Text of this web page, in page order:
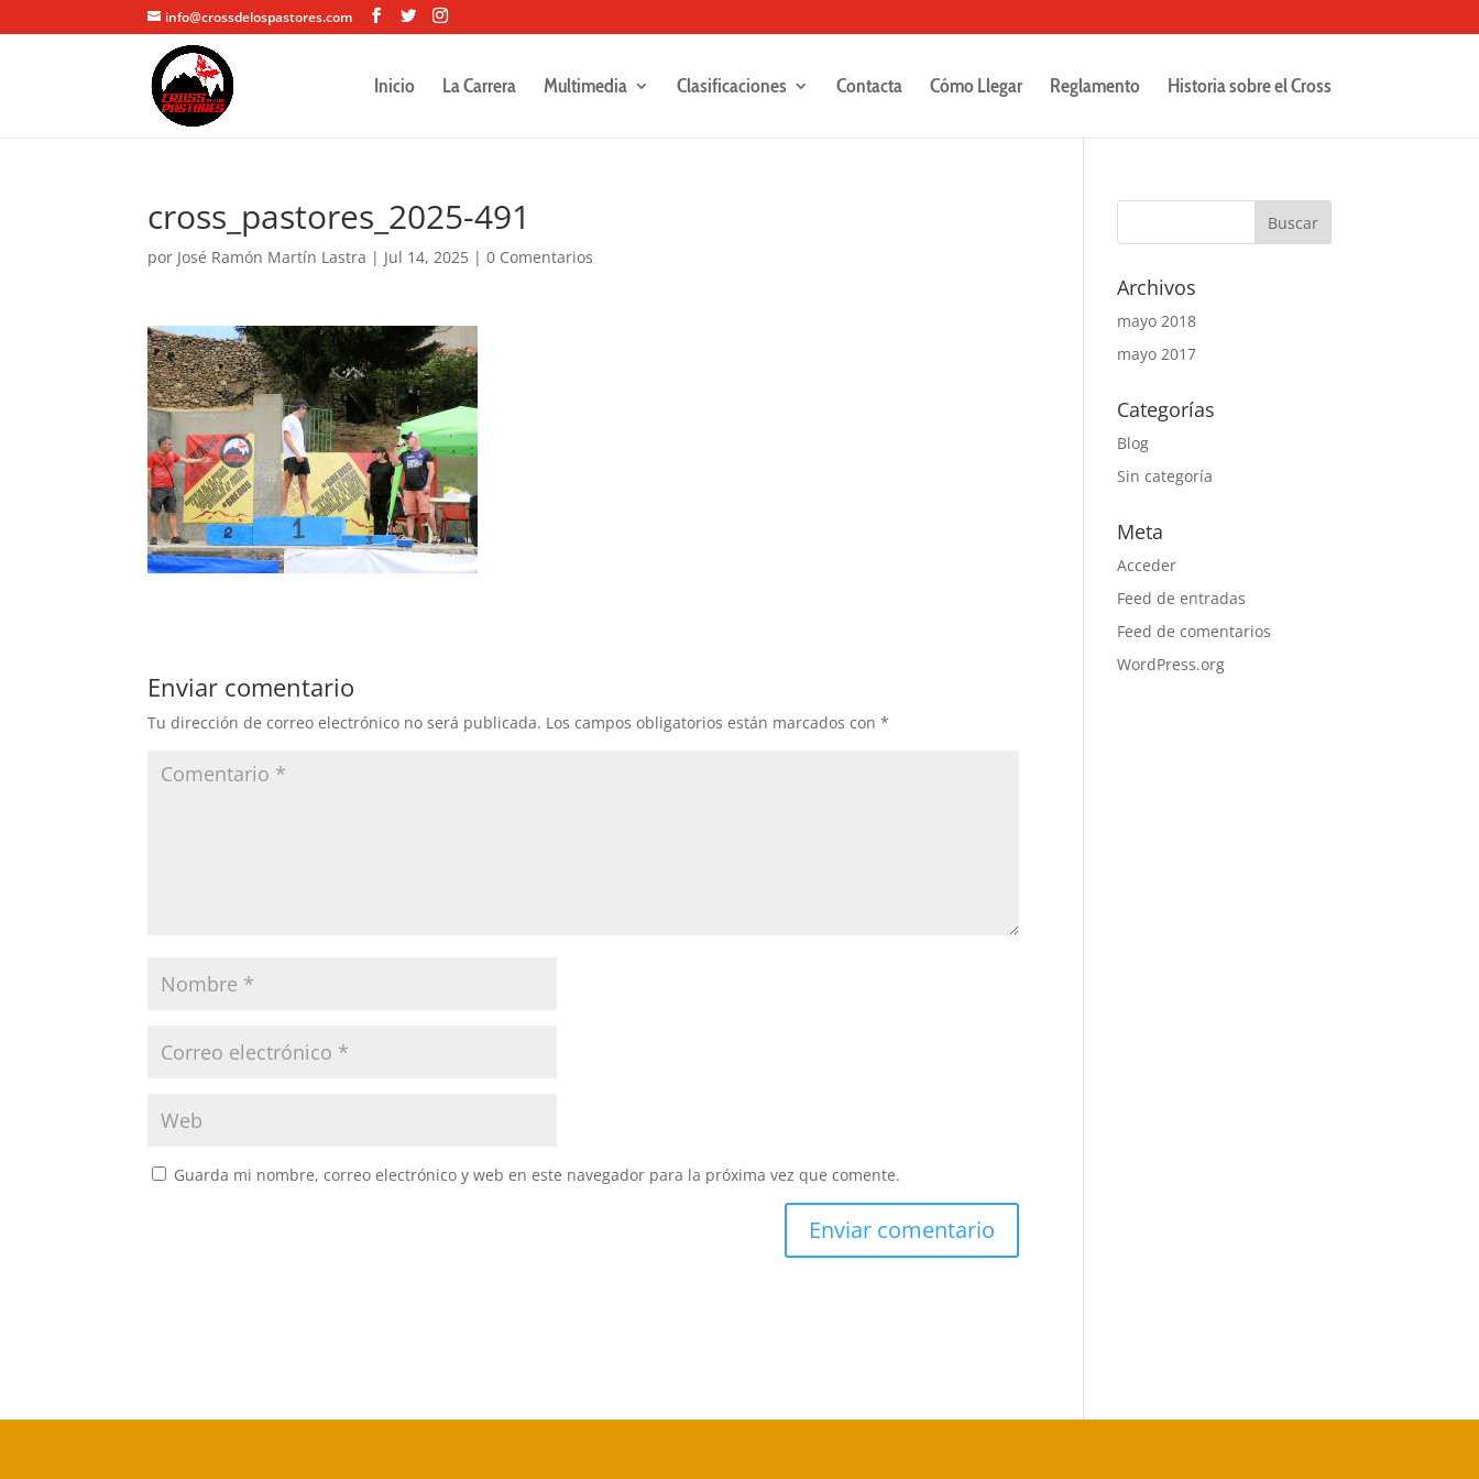
info@crossdelospastores.com
Inicio La Carrera Multimedia Clasificaciones Contacta Cómo Llegar Reglamento Historia sobre el Cross
cross_pastores_2025-491
por José Ramón Martín Lastra | Jul 14, 2025 |0 Comentarios
Enviar comentario
Tu dirección de correo electrónico no será publicada. Los campos obligatorios están marcados con*
Guarda mi nombre, correo electrónico y web en este navegador para la próxima vez que comente.
Archivos
mayo 2018
mayo 2017
Categorías
Blog
Sin categoría
Meta
Acceder
Feed de entradas
Feed de comentarios
WordPress.org